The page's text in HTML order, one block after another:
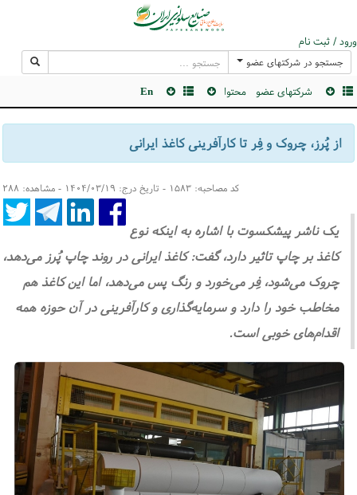
ورود / ثبت نام
جستجو در شرکتهای عضو
شرکتهای عضو محتوا En
از پُرز، چروک و فِر تا کارآفرینی کاغذ ایرانی
کد مصاحبه: ۱۵۸۳ - تاریخ درج: ۱۴۰۴/۰۳/۱۹ - مشاهده: ۲۸۸
یک ناشر پیشکسوت با اشاره به اینکه نوع
کاغذ بر چاپ تاثیر دارد، گفت: کاغذ ایرانی در روند چاپ پُرز می‌دهد،
چروک می‌شود، فِر می‌خورد و رنگ پس می‌دهد، اما این کاغذ هم
مخاطب خود را دارد و سرمایه‌گذاری و کارآفرینی در آن حوزه همه
اقدام‌های خوبی است.